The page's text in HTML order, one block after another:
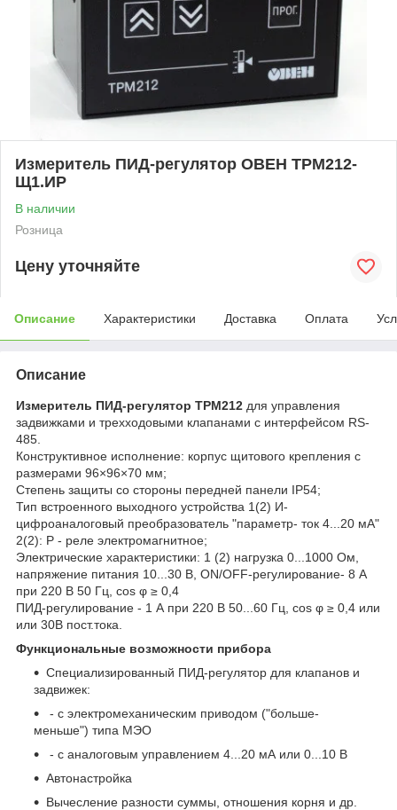
Измеритель ПИД-регулятор ОВЕН ТРМ212-
Щ1.ИР
В наличии
Розница
Цену уточняйте
Описание Характеристики Доставка Оплата
Описание
Измеритель ПИД-регулятор ТРМ212 для управления
задвижками и трехходовыми клапанами с интерфейсом RS-
485.
Конструктивное исполнение: корпус щитового крепления с
размерами 96×96×70 мм;
Степень защиты со стороны передней панели IP54;
Тип встроенного выходного устройства 1(2) И-
цифроаналоговый преобразователь "параметр- ток 4...20 мА"
2(2): Р - реле электромагнитное;
Электрические характеристики: 1 (2) нагрузка 0...1000 Ом,
напряжение питания 10...30 В, ON/OFF-регулирование- 8 А
при 220 В 50 Гц, cos φ ≥ 0,4
ПИД-регулирование - 1 А при 220 В 50...60 Гц, cos φ ≥ 0,4 или
или 30В пост.тока.
Функциональные возможности прибора
Специализированный ПИД-регулятор для клапанов и
задвижек:
- с электромеханическим приводом ("больше-
меньше") типа МЭО
- с аналоговым управлением 4...20 мА или 0...10 В
Автонастройка
Вычесление разности суммы, отношения корня и др.